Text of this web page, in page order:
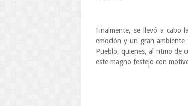
Finalmente, se llevó a cabo
emoción y un gran ambiente
Pueblo, quienes, al ritmo de
este magno festejo con